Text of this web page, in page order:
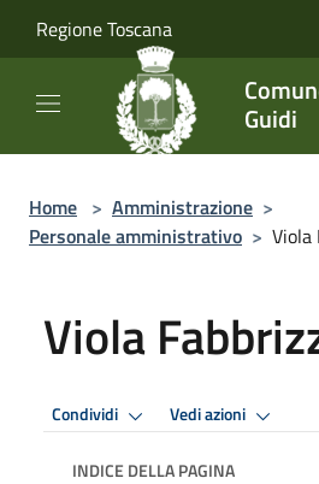
Regione Toscana
Guidi
Home > Amministrazione >
Personale amministrativo > Viola
Viola
Condividi Vedi azioni
INDICE DELLA PAGINA